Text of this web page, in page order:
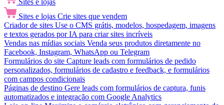
Sites e lojas
Sites e lojas Crie sites que vendem
Criador de sites Use o CMS grátis, modelos, hospedagem, imagens
e textos gerados por IA para criar sites incríveis
Vendas nas mídias sociais Venda seus produtos diretamente no
Facebook, Instagram, WhatsApp ou Telegram
Formulários do site Capture leads com formulários de pedido
personalizados, formulários de cadastro e feedback, e formulários
com campos condicionais
Páginas de destino Gere leads com formulários de captura, funis
automatizados e integração com Google Analytics